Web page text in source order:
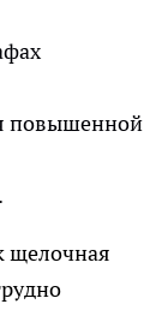
повышенной
щелочная